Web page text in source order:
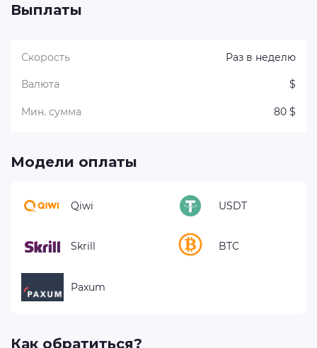
Выплаты
Скорость Раз в неделю
Валюта $
Мин. сумма 80 $
Модели оплаты
Qiwi USDT
Skrill BTC
Paxum
Как обратиться?